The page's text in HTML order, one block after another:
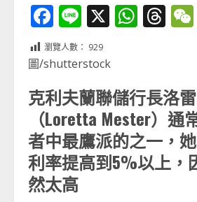
Facebook
Line
X
瀏覽人數： 929
圖/shutterstock
克利夫蘭聯儲行長洛
（Loretta Mester）通
者中最鷹派的之一，
利率提高到5%以上，
然太高